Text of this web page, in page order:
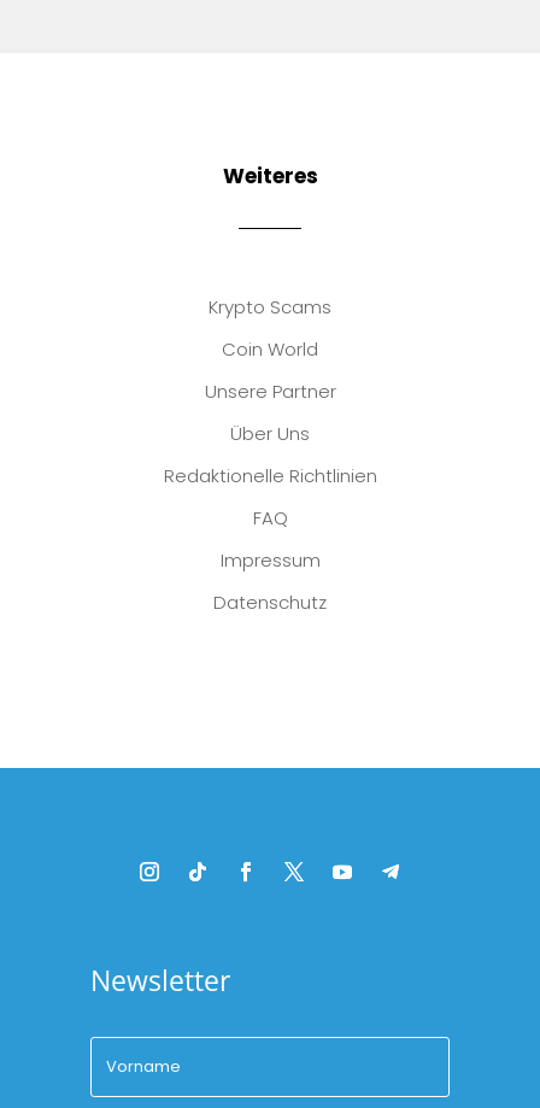
Weiteres
Krypto Scams
Coin World
Unsere Partner
Über Uns
Redaktionelle Richtlinien
FAQ
Impressum
Datenschutz
Newsletter